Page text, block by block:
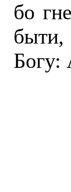
бо
Богу: